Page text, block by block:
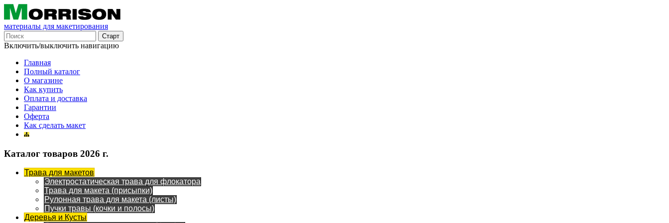
материалы для макетирования
Включить/выключить навигацию
Главная
Полный каталог
О магазине
Как купить
Оплата и доставка
Гарантии
Оферта
Как сделать макет
Каталог товаров 2026 г.
Трава для макетов
Электростатическая трава для флокатора
Трава для макета (присыпки)
Рулонная трава для макета (листы)
Пучки травы (кочки и полосы)
Деревья и Кусты